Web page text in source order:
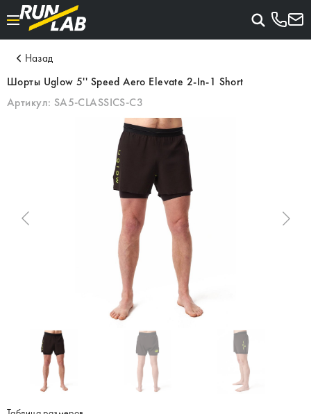
Назад
Шорты Uglow 5'' Speed Aero Elevate 2-In-1 Short
Артикул: SA5-CLASSICS-C3